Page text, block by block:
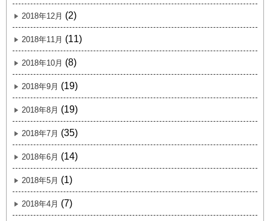
2018年12月 (2)
2018年11月 (11)
2018年10月 (8)
2018年9月 (19)
2018年8月 (19)
2018年7月 (35)
2018年6月 (14)
2018年5月 (1)
2018年4月 (7)